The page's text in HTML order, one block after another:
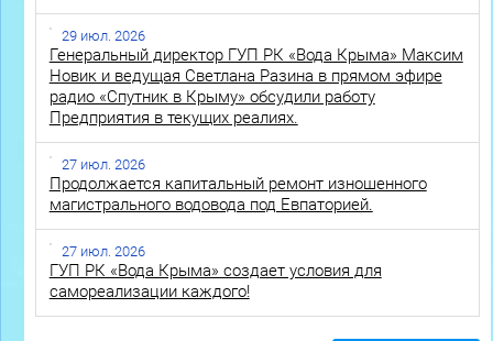
29 июл. 2026
Генеральный директор ГУП РК «Вода Крыма» Максим
Новик и ведущая Светлана Разина в прямом эфире
радио «Спутник в Крыму» обсудили работу
Предприятия в текущих реалиях.
27 июл. 2026
Продолжается капитальный ремонт изношенного
магистрального водовода под Евпаторией.
27 июл. 2026
ГУП РК «Вода Крыма» создает условия для
самореализации каждого!